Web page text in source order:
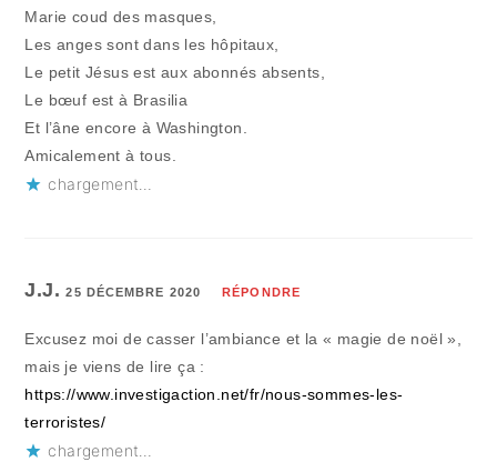
Marie coud des masques,
Les anges sont dans les hôpitaux,
Le petit Jésus est aux abonnés absents,
Le bœuf est à Brasilia
Et l’âne encore à Washington.
Amicalement à tous.
chargement…
J.J.25 DÉCEMBRE 2020 RÉPONDRE
Excusez moi de casser l’ambiance et la « magie de noël »,
mais je viens de lire ça :
https://www.investigaction.net/fr/nous-sommes-les-
terroristes/
chargement…